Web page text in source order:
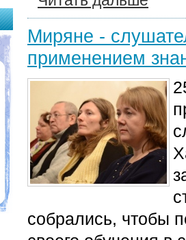
Миряне -
применением
собрались, чтобы